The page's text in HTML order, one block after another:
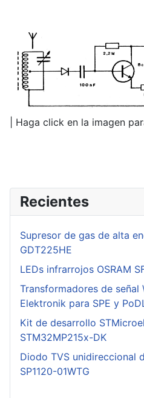
| Haga click en la imagen
Recientes
Supresor de gas de alta
GDT225HE
LEDs infrarrojos OSRAM
Transformadores de señal
Elektronik para SPE y
Kit de desarrollo
STM32MP215x-DK
Diodo TVS unidireccional
SP1120-01WTG